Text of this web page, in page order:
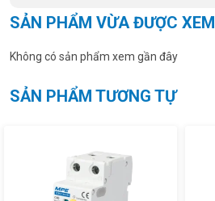
SẢN PHẨM VỪA ĐƯỢC XEM
Không có sản phẩm xem gần đây
SẢN PHẨM TƯƠNG TỰ